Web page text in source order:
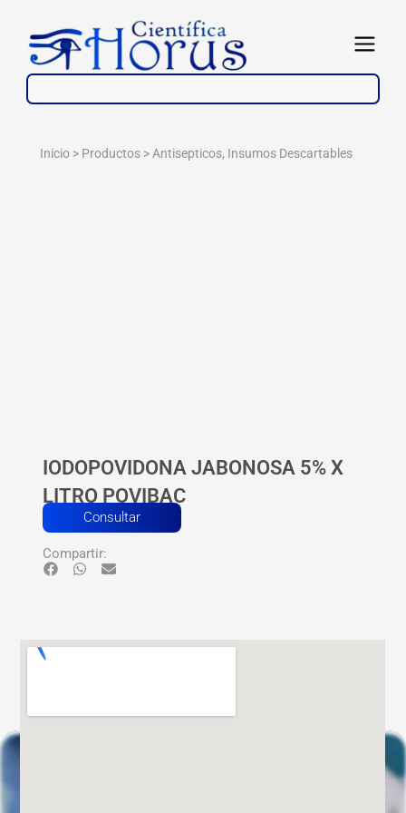
contenido
Abrir
Inicio > Productos >Antisepticos, Insumos Descartables
IODOPOVIDONA JABONOSA 5% X
LITRO POVIBAC
Consultar
Compartir: